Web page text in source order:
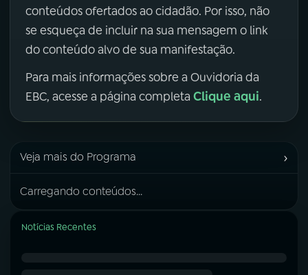
conteúdos ofertados ao cidadão. Por isso, não
se esqueça de incluir na sua mensagem o link
do conteúdo alvo de sua manifestação.
Para mais informações sobre a Ouvidoria da
EBC, acesse a página completa Clique aqui.
Veja mais do Programa ›
Carregando conteúdos...
Notícias Recentes